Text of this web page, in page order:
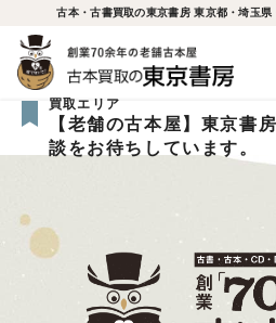
古本・古書買取の東京書房 東京都・埼玉
買取エリア
【老舗の古本屋】東京書
談をお待ちしています。